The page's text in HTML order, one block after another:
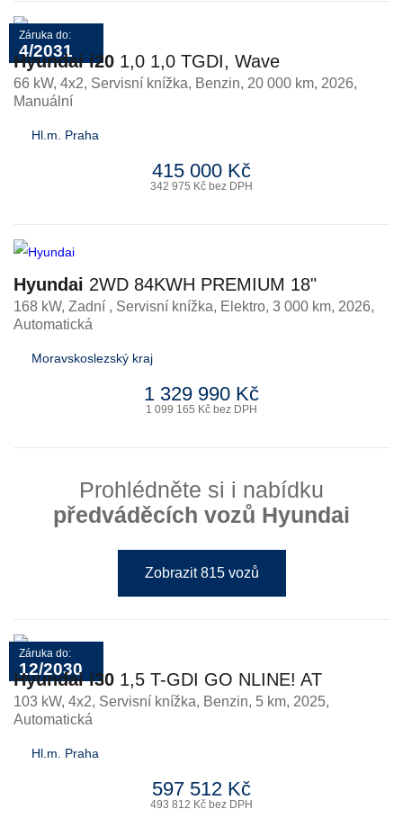
Záruka do:
4/2031
Hyundai i20 1,0 1,0 TGDI, Wave
66 kW, 4x2, Servisní knížka, Benzin, 20 000 km, 2026,
Manuální
Hl.m. Praha
415 000 Kč
342 975 Kč bez DPH
Hyundai 2WD 84KWH PREMIUM 18"
168 kW, Zadní , Servisní knížka, Elektro, 3 000 km, 2026,
Automatická
Moravskoslezský kraj
1 329 990 Kč
1 099 165 Kč bez DPH
Prohlédněte si i nabídku
předváděcích vozů Hyundai
Zobrazit 815 vozů
Záruka do:
12/2030
Hyundai i30 1,5 T-GDI GO NLINE! AT
103 kW, 4x2, Servisní knížka, Benzin, 5 km, 2025,
Automatická
Hl.m. Praha
597 512 Kč
493 812 Kč bez DPH